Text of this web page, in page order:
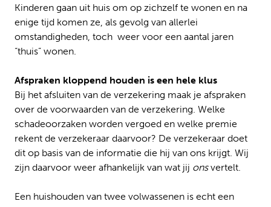
Kinderen gaan uit huis om op zichzelf te wonen en na
enige tijd komen ze, als gevolg van allerlei
omstandigheden, toch weer voor een aantal jaren
“thuis” wonen.
Afspraken kloppend houden is een hele klus
Bij het afsluiten van de verzekering maak je afspraken
over de voorwaarden van de verzekering. Welke
schadeoorzaken worden vergoed en welke premie
rekent de verzekeraar daarvoor? De verzekeraar doet
dit op basis van de informatie die hij van ons krijgt. Wij
zijn daarvoor weer afhankelijk van wat jij onsvertelt.
Een huishouden van twee volwassenen is echt een